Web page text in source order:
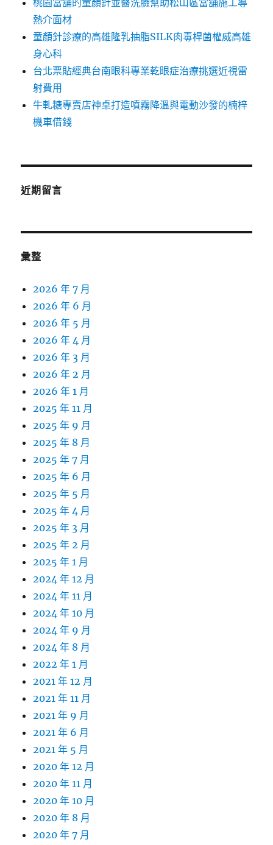
桃園當舖的童顏針並醫洗臉幫助松山區當舖施工導
熱介面材
童顏針診療的高雄隆乳抽脂SILK肉毒桿菌權威高雄
身心科
台北票貼經典台南眼科專業乾眼症治療挑選近視雷
射費用
牛軋糖專賣店神桌打造噴霧降溫與電動沙發的楠梓
機車借錢
近期留言
彙整
2026 年 7 月
2026 年 6 月
2026 年 5 月
2026 年 4 月
2026 年 3 月
2026 年 2 月
2026 年 1 月
2025 年 11 月
2025 年 9 月
2025 年 8 月
2025 年 7 月
2025 年 6 月
2025 年 5 月
2025 年 4 月
2025 年 3 月
2025 年 2 月
2025 年 1 月
2024 年 12 月
2024 年 11 月
2024 年 10 月
2024 年 9 月
2024 年 8 月
2022 年 1 月
2021 年 12 月
2021 年 11 月
2021 年 9 月
2021 年 6 月
2021 年 5 月
2020 年 12 月
2020 年 11 月
2020 年 10 月
2020 年 8 月
2020 年 7 月